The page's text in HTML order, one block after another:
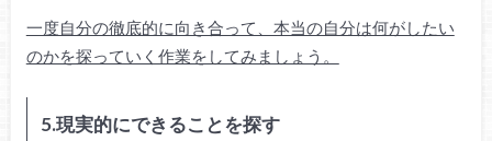
一度自分の徹底的に向き合って、本当の自分は何がしたい
のかを探っていく作業をしてみましょう。
5.現実的にできることを探す